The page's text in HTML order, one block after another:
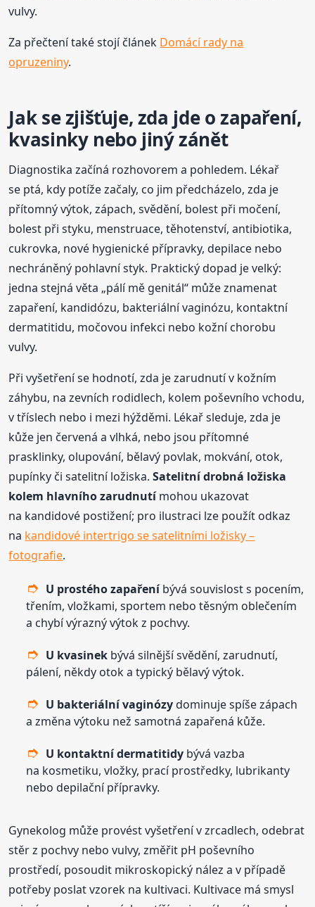
vulvy.
Za přečtení také stojí článek Domácí rady na
opruzeniny.
Jak se zjišťuje, zda jde o zapaření,
kvasinky nebo jiný zánět
Diagnostika začíná rozhovorem a pohledem. Lékař
se ptá, kdy potíže začaly, co jim předcházelo, zda je
přítomný výtok, zápach, svědění, bolest při močení,
bolest při styku, menstruace, těhotenství, antibiotika,
cukrovka, nové hygienické přípravky, depilace nebo
nechráněný pohlavní styk. Praktický dopad je velký:
jedna stejná věta „pálí mě genitál“ může znamenat
zapaření, kandidózu, bakteriální vaginózu, kontaktní
dermatitidu, močovou infekci nebo kožní chorobu
vulvy.
Při vyšetření se hodnotí, zda je zarudnutí v kožním
záhybu, na zevních rodidlech, kolem poševního vchodu,
v tříslech nebo i mezi hýžděmi. Lékař sleduje, zda je
kůže jen červená a vlhká, nebo jsou přítomné
prasklinky, olupování, bělavý povlak, mokvání, otok,
pupínky či satelitní ložiska.Satelitní drobná ložiska
kolem hlavního zarudnutímohou ukazovat
na kandidové postižení; pro ilustraci lze použít odkaz
na kandidové intertrigo se satelitními ložisky –
fotografie.
U prostého zapařeníbývá souvislost s pocením,
třením, vložkami, sportem nebo těsným oblečením
a chybí výrazný výtok z pochvy.
U kvasinek bývá silnější svědění, zarudnutí,
pálení, někdy otok a typický bělavý výtok.
U bakteriální vaginózydominuje spíše zápach
a změna výtoku než samotná zapařená kůže.
U kontaktní dermatitidy bývá vazba
na kosmetiku, vložky, prací prostředky, lubrikanty
nebo depilační přípravky.
Gynekolog může provést vyšetření v zrcadlech, odebrat
stěr z pochvy nebo vulvy, změřit pH poševního
prostředí, posoudit mikroskopický nález a v případě
potřeby poslat vzorek na kultivaci. Kultivace má smysl